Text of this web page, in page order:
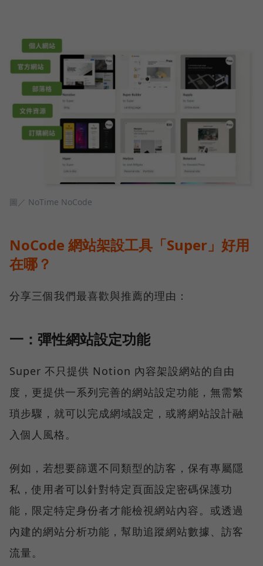
圖／ NoTime NoCode
NoCode 網站架設工具「Super」好用
在哪？
分享三個我們最喜歡與推薦的理由：
一：彈性網站設定功能
Super 不只提供 Notion 內容架設網站的自由
度，更提供一系列完善的網站設定功能，無需繁
瑣步驟，就可以完成網域設定，或將網站設計融
入個人風格。
例如，若想要篩選不同類型的訪客，保有專屬隱
私，使用者可以針對特定頁面設定密碼保護功
能，限定特定身份者才能檢視網站內容。或透過
內建的網站分析功能，幫助追蹤網站數據、訪客
流量。